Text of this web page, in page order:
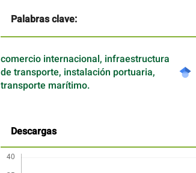
Palabras clave:
comercio internacional, infraestructura
de transporte, instalación portuaria,
transporte marítimo.
Descargas